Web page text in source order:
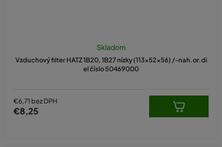
Vzduchový filter HATZ 1B20, 1B27 nízky (113x52x56) /-nah.or.di
el číslo 50469000
Skladom
€6,71 bez DPH
€8,25